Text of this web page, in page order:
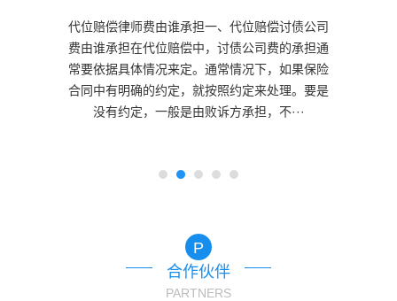
代位赔偿律师费由谁承担一、代位赔偿讨债公司
费由谁承担在代位赔偿中，讨债公司费的承担通
常要依据具体情况来定。通常情况下，如果保险
合同中有明确的约定，就按照约定来处理。要是
没有约定，一般是由败诉方承担，不···
P
合作伙伴
PARTNERS